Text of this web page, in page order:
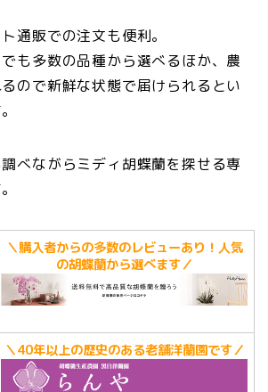
通販での注文も便利。
も多数の品種から選べるほか、農
ので新鮮な状態で届けられるとい
べながらミディ胡蝶蘭を探せる専
＼購入者からの多数のレビューあり！人気
の胡蝶蘭から選べます／
＼40年以上の歴史のある老舗洋蘭園です／